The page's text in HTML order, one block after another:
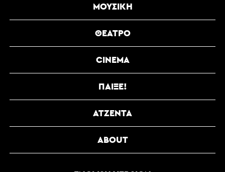
ΜΟΥΣΙΚΉ
ΘΈΑΤΡΟ
CINEMA
ΠΑΊΞΕ!
ΑΤΖΈΝΤΑ
ABOUT